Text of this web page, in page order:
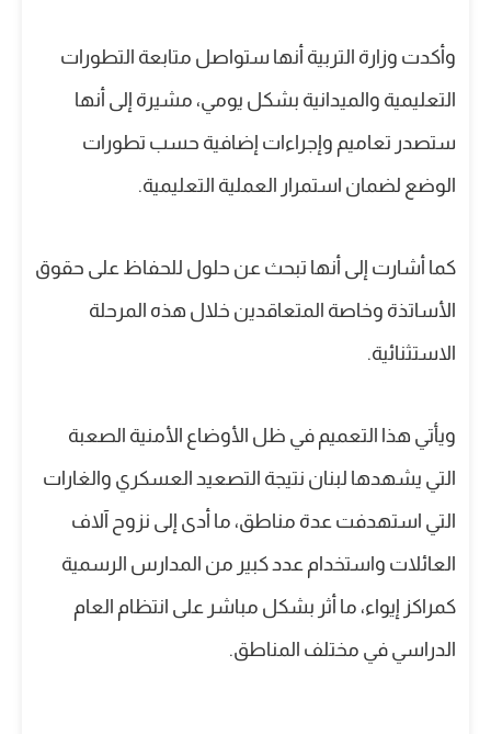
وأكدت وزارة التربية أنها ستواصل متابعة التطورات
التعليمية والميدانية بشكل يومي، مشيرة إلى أنها
ستصدر تعاميم وإجراءات إضافية حسب تطورات
الوضع لضمان استمرار العملية التعليمية.
كما أشارت إلى أنها تبحث عن حلول للحفاظ على حقوق
الأساتذة وخاصة المتعاقدين خلال هذه المرحلة
الاستثنائية.
ويأتي هذا التعميم في ظل الأوضاع الأمنية الصعبة
التي يشهدها لبنان نتيجة التصعيد العسكري والغارات
التي استهدفت عدة مناطق، ما أدى إلى نزوح آلاف
العائلات واستخدام عدد كبير من المدارس الرسمية
كمراكز إيواء، ما أثر بشكل مباشر على انتظام العام
الدراسي في مختلف المناطق.